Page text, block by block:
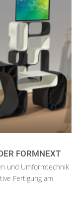
FORMNEXT
und Umformtechnik
Fertigung am